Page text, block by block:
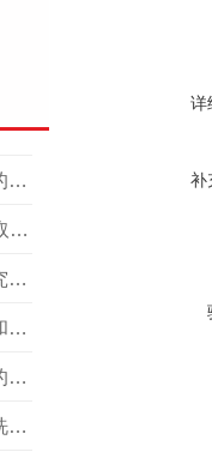
超临界萃取仪在食品工业中的应用与发展
一文与您分享超临界CO2萃取设备的定期维护保养方法
碳酸盐含量测定仪为科学研究提供坚实的数据支持
切记要落实岩心抽空加压饱和装置常态化保养措施
一篇详细解释！超临界萃取的概念原理及特征
一文与大家分享多功能岩心洗油仪的主要技术特点及指标
详
补